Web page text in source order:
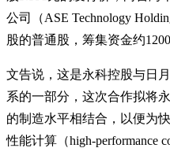
公司（ASE Technology
股的普通股，筹集资金约1200
文告说，这是永科控股与日
系的一部分，这次合作拟将
的制造水平相结合，以便为
性能计算（high-performance